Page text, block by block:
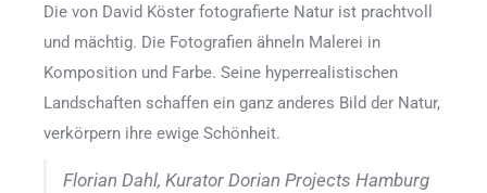
Die von David Köster fotografierte Natur ist prachtvoll
und mächtig. Die Fotografien ähneln Malerei in
Komposition und Farbe. Seine hyperrealistischen
Landschaften schaffen ein ganz anderes Bild der Natur,
verkörpern ihre ewige Schönheit.
Florian Dahl, Kurator Dorian Projects Hamburg